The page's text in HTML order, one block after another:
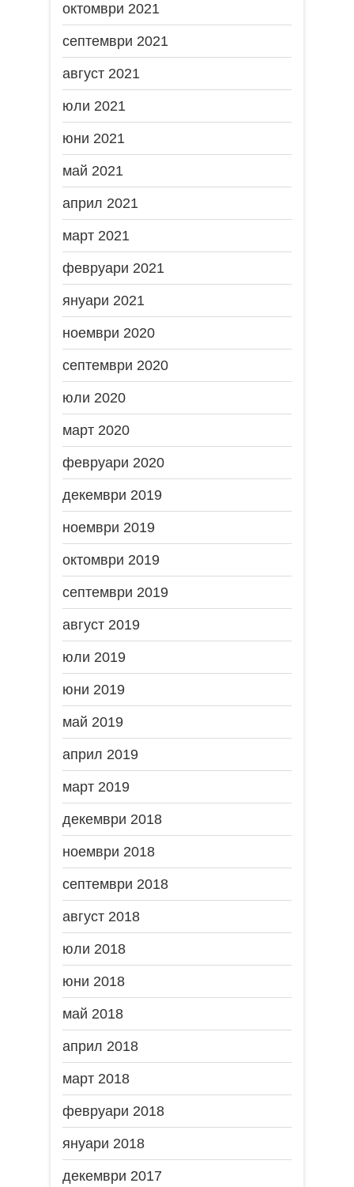
октомври 2021
септември 2021
август 2021
юли 2021
юни 2021
май 2021
април 2021
март 2021
февруари 2021
януари 2021
ноември 2020
септември 2020
юли 2020
март 2020
февруари 2020
декември 2019
ноември 2019
октомври 2019
септември 2019
август 2019
юли 2019
юни 2019
май 2019
април 2019
март 2019
декември 2018
ноември 2018
септември 2018
август 2018
юли 2018
юни 2018
май 2018
април 2018
март 2018
февруари 2018
януари 2018
декември 2017